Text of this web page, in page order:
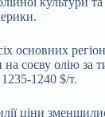
основних
на соєву олію за
1240 $/т.
ціни